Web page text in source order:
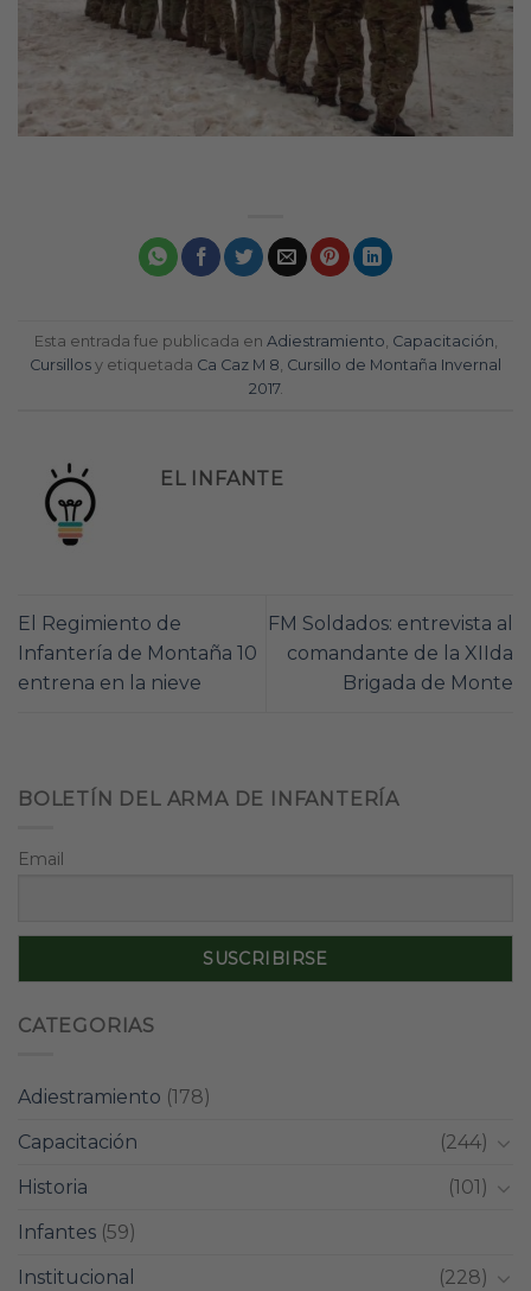
Esta entrada fue publicada en Adiestramiento Capacitación
Cursillos y etiquetada Ca Caz M 8 Cursillo de Montaña Invernal
2017.
EL INFANTE
El Regimiento de
Infantería de Montaña 10
entrena en la nieve
FM Soldados: entrevista al
comandante de la XIIda
Brigada de Monte
BOLETÍN DEL ARMA DE INFANTERÍA
Email
CATEGORIAS
Adiestramiento (178)
Capacitación
(244)
Historia
(101)
Infantes (59)
Institucional
(228)